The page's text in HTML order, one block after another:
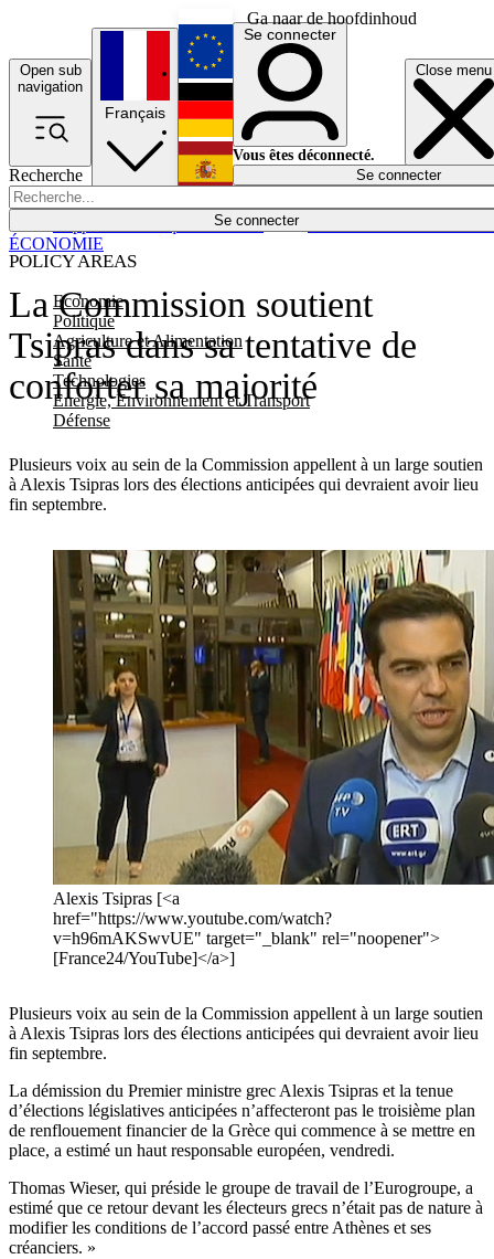
Ga naar de hoofdinhoud
Open sub
navigation
Close menu
Recherche
Se connecter
POLICY AREAS
Economie
Politique
Agriculture et Alimentation
Santé
Technologies
Energie, Environnement et Transport
Défense
Économie
Français
English
Deutsch
Español
Se connecter
Vous êtes déconnecté.
Se connecter
La Commission soutient
Tsipras dans sa tentative de
conforter sa majorité
Plusieurs voix au sein de la Commission appellent à un large soutien
à Alexis Tsipras lors des élections anticipées qui devraient avoir lieu
fin septembre.
ÉCONOMIE
Alexis Tsipras [<a
href="https://www.youtube.com/watch?
v=h96mAKSwvUE" target="_blank" rel="noopener">
[France24/YouTube]</a>]
Plusieurs voix au sein de la Commission appellent à un large soutien
à Alexis Tsipras lors des élections anticipées qui devraient avoir lieu
fin septembre.
La démission du Premier ministre grec Alexis Tsipras et la tenue
d’élections législatives anticipées n’affecteront pas le troisième plan
de renflouement financier de la Grèce qui commence à se mettre en
place, a estimé un haut responsable européen, vendredi.
Thomas Wieser, qui préside le groupe de travail de l’Eurogroupe, a
estimé que ce retour devant les électeurs grecs n’était pas de nature à
modifier les conditions de l’accord passé entre Athènes et ses
créanciers. »